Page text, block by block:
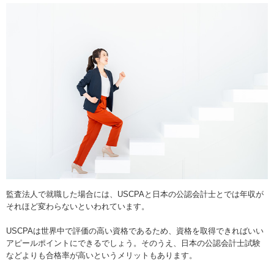
監査法人で就職した場合には、USCPAと日本の公認会計士とでは年収が
それほど変わらないといわれています。
USCPAは世界中で評価の高い資格であるため、資格を取得できればいい
アピールポイントにできるでしょう。そのうえ、日本の公認会計士試験
などよりも合格率が高いというメリットもあります。